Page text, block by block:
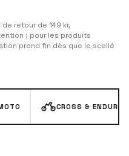
retour de 149 kr,
: pour les produits
prend fin dès que le scellé
CROSS & ENDURO